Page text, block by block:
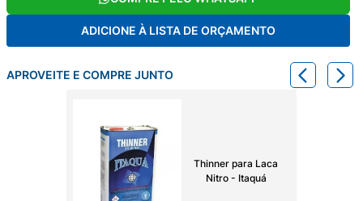
ADICIONE À LISTA DE ORÇAMENTO
APROVEITE E COMPRE JUNTO
Thinner para Laca
Nitro - Itaquá